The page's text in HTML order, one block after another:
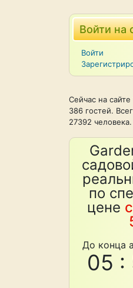
Войти на
Войти
Сейчас на
386 гостей.
27392 человека.
по
цене
До конца
05 :